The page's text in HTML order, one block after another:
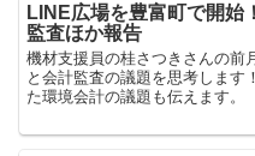
LINE広場を豊富町で開始
監査ほか報告
機材支援員の桂さつきさんの前
と会計監査の議題を思考します
た環境会計の議題も伝えます。